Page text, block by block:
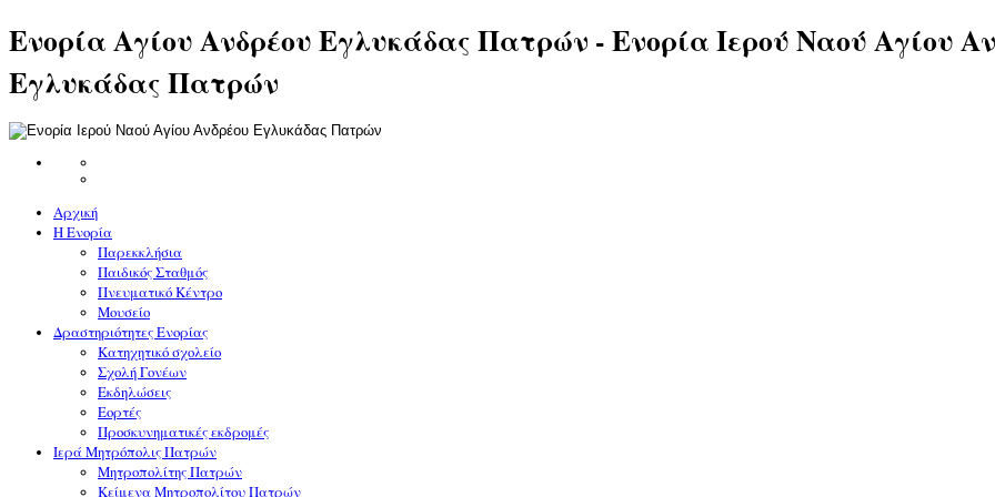
Ενορία Αγίου Ανδρέου Εγλυκάδας Πατρών - Ενορία Ιερού Ναού Αγίου
Εγλυκάδας Πατρών
Αρχική
Η Ενορία
Παρεκκλήσια
Παιδικός Σταθμός
Πνευματικό Κέντρο
Μουσείο
Δραστηριότητες Ενορίας
Κατηχητικό σχολείο
Σχολή Γονέων
Εκδηλώσεις
Εορτές
Προσκυνηματικές εκδρομές
Ιερά Μητρόπολις Πατρών
Μητροπολίτης Πατρών
Κείμενα Μητροπολίτου Πατρών